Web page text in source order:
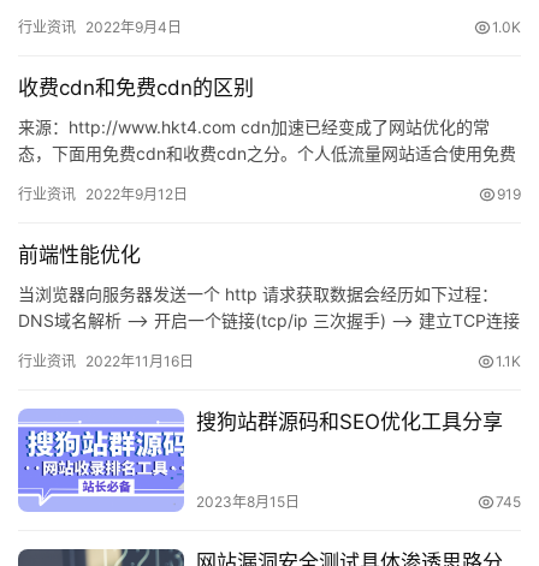
行业资讯 2022年9月4日 1.0K
收费cdn和免费cdn的区别
来源：http://www.hkt4.com cdn加速已经变成了网站优化的常
态，下面用免费cdn和收费cdn之分。个人低流量网站适合使用免费
行业资讯 2022年9月12日 919
前端性能优化
当浏览器向服务器发送一个 http 请求获取数据会经历如下过程：
DNS域名解析 –> 开启一个链接(tcp/ip 三次握手) –> 建立TCP连接
行业资讯 2022年11月16日 1.1K
搜狗站群源码和SEO优化工具分享
2023年8月15日 745